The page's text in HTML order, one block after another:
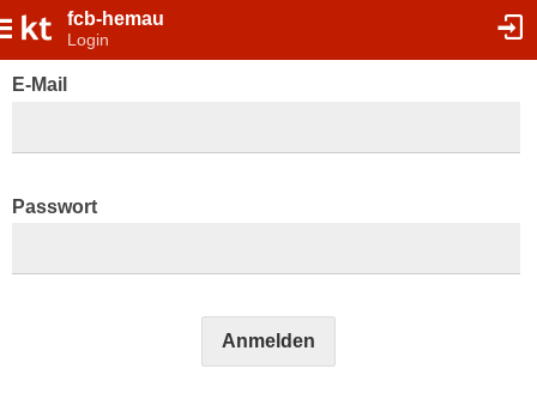
fcb-hemau
Login
E-Mail
Passwort
Anmelden